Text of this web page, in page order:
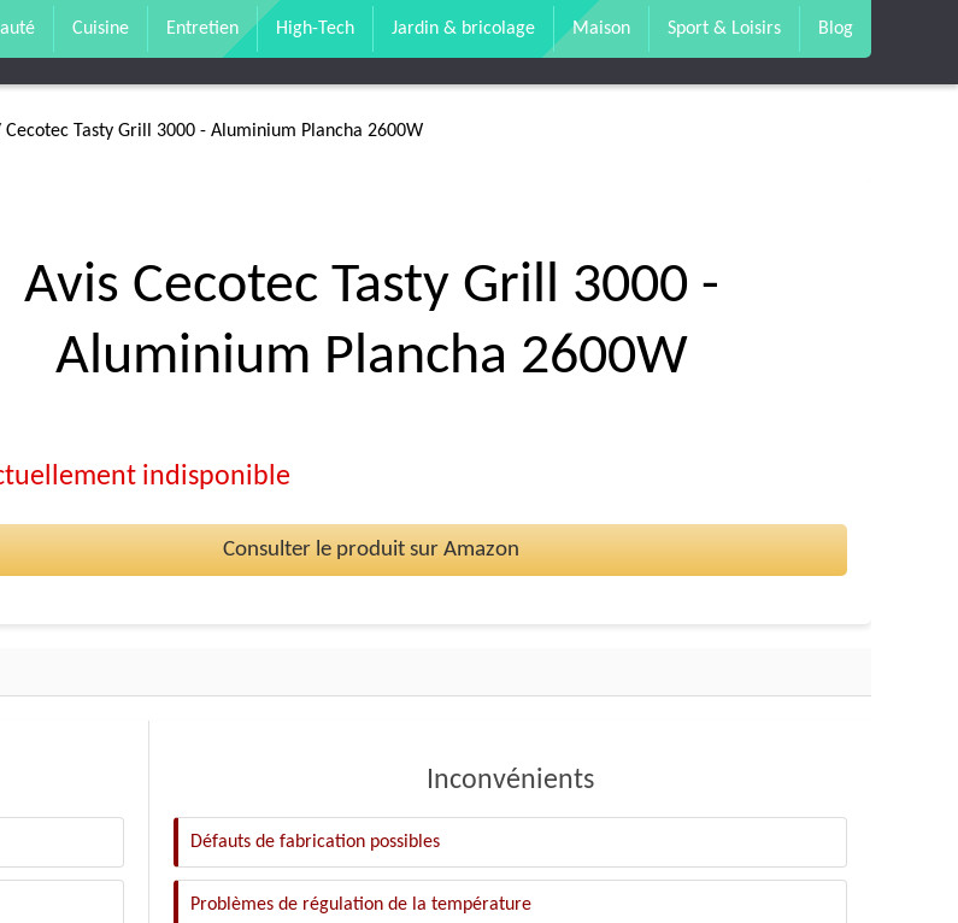
Cuisine Entretien High-Tech Jardin & bricolage Maison Sport & Loisirs Blog
Cecotec Tasty Grill 3000 - Aluminium Plancha 2600W
Avis Cecotec Tasty Grill 3000 -
Aluminium Plancha 2600W
indisponible
Consulter le produit sur Amazon
Inconvénients
Défauts de fabrication possibles
Problèmes de régulation de la température